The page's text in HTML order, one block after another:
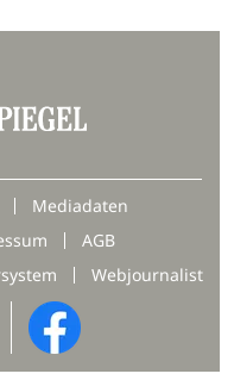
Mediadaten
AGB
Webjournalist